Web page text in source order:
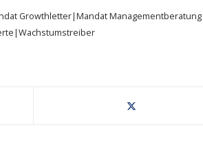
Growthletter|Mandat